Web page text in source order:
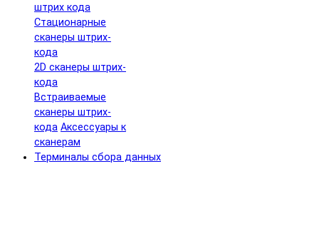
штрих кода
Cтационарные
сканеры штрих-
кода
2D сканеры штрих-
кода
Встраиваемые
сканеры штрих-
кода Аксессуары к
сканерам
Терминалы сбора данных